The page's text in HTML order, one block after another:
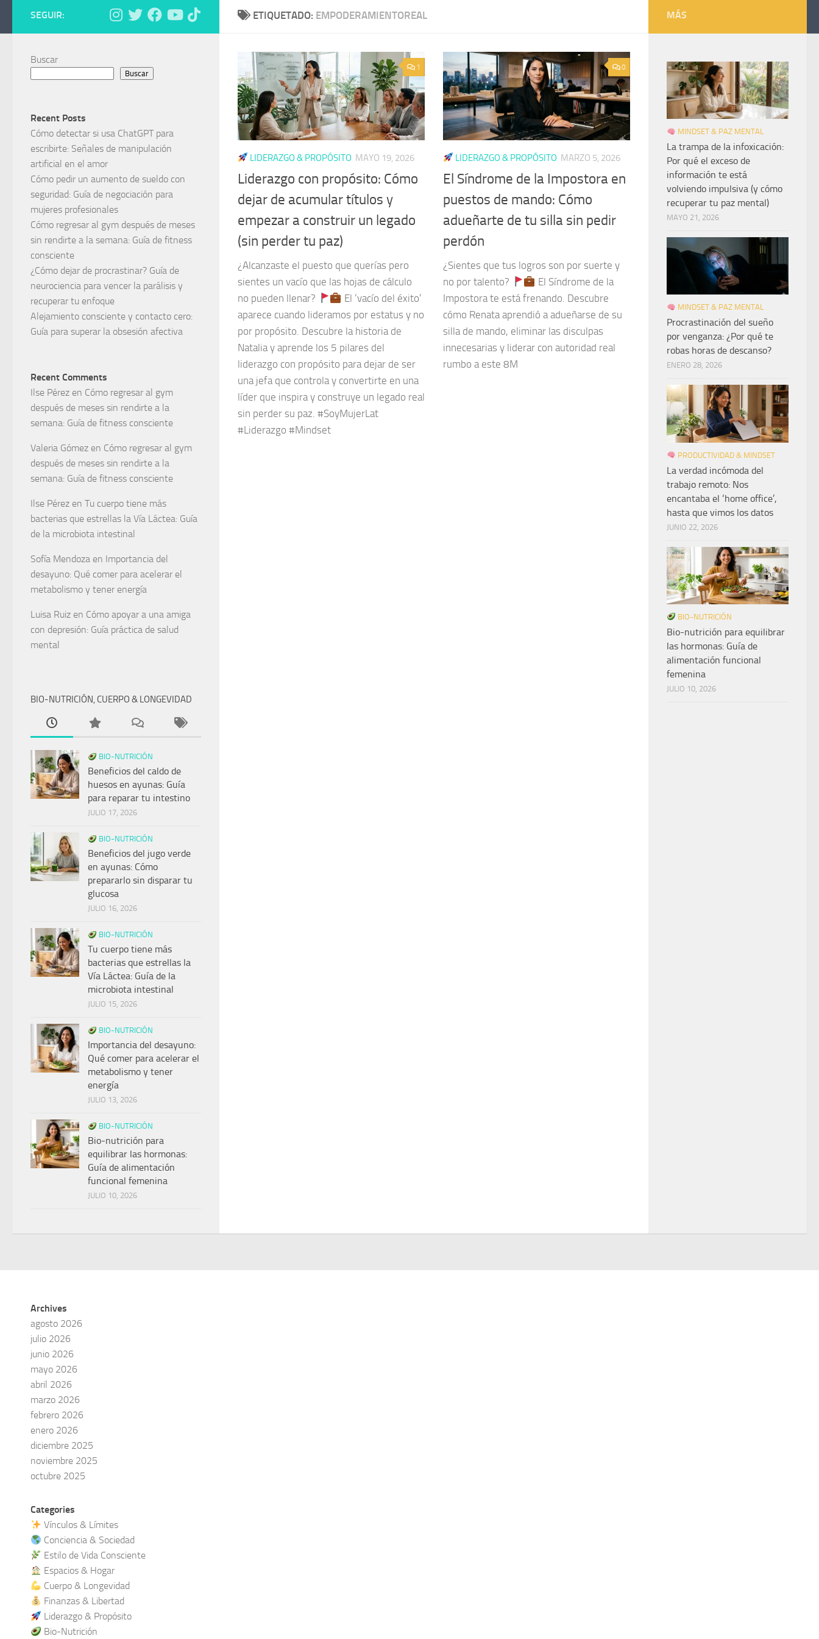
ETIQUETADO: EMPODERAMIENTOREAL
1
LIDERAZGO & PROPÓSITO MAYO 19, 2026
Liderazgo con propósito: Cómo
dejar de acumular títulos y
empezar a construir un legado
(sin perder tu paz)
¿Alcanzaste el puesto que querías pero
sientes un vacío que las hojas de cálculo
no pueden llenar?
El ‘vacío del éxito’
aparece cuando lideramos por estatus y no
por propósito. Descubre la historia de
Natalia y aprende los 5 pilares del
liderazgo con propósito para dejar de ser
una jefa que controla y convertirte en una
líder que inspira y construye un legado real
sin perder su paz. #SoyMujerLat
#Liderazgo #Mindset
0
LIDERAZGO & PROPÓSITO MARZO 5, 2026
El Síndrome de la Impostora en
puestos de mando: Cómo
adueñarte de tu silla sin pedir
perdón
¿Sientes que tus logros son por suerte y
no por talento?
El Síndrome de la
Impostora te está frenando. Descubre
cómo Renata aprendió a adueñarse de su
silla de mando, eliminar las disculpas
innecesarias y liderar con autoridad real
rumbo a este 8M
SEGUIR:
Buscar
Buscar
Recent Posts
Cómo detectar si usa ChatGPT para
escribirte: Señales de manipulación
artificial en el amor
Cómo pedir un aumento de sueldo con
seguridad: Guía de negociación para
mujeres profesionales
Cómo regresar al gym después de meses
sin rendirte a la semana: Guía de fitness
consciente
¿Cómo dejar de procrastinar? Guía de
neurociencia para vencer la parálisis y
recuperar tu enfoque
Alejamiento consciente y contacto cero:
Guía para superar la obsesión afectiva
Recent Comments
Ilse Pérez en Cómo regresar al gym
después de meses sin rendirte a la
semana: Guía de fitness consciente
Valeria Gómez en Cómo regresar al gym
después de meses sin rendirte a la
semana: Guía de fitness consciente
Ilse Pérez en Tu cuerpo tiene más
bacterias que estrellas la Vía Láctea: Guía
de la microbiota intestinal
Sofía Mendoza en Importancia del
desayuno: Qué comer para acelerar el
metabolismo y tener energía
Luisa Ruiz en Cómo apoyar a una amiga
con depresión: Guía práctica de salud
mental
BIO-NUTRICIÓN, CUERPO & LONGEVIDAD
BIO-NUTRICIÓN
Beneficios del caldo de
huesos en ayunas: Guía
para reparar tu intestino
JULIO 17, 2026
BIO-NUTRICIÓN
Beneficios del jugo verde
en ayunas: Cómo
prepararlo sin disparar tu
glucosa
JULIO 16, 2026
BIO-NUTRICIÓN
Tu cuerpo tiene más
bacterias que estrellas la
Vía Láctea: Guía de la
microbiota intestinal
JULIO 15, 2026
BIO-NUTRICIÓN
Importancia del desayuno:
Qué comer para acelerar el
metabolismo y tener
energía
JULIO 13, 2026
BIO-NUTRICIÓN
Bio-nutrición para
equilibrar las hormonas:
Guía de alimentación
funcional femenina
JULIO 10, 2026
MÁS
MINDSET & PAZ MENTAL
La trampa de la infoxicación:
Por qué el exceso de
información te está
volviendo impulsiva (y cómo
recuperar tu paz mental)
MAYO 21, 2026
MINDSET & PAZ MENTAL
Procrastinación del sueño
por venganza: ¿Por qué te
robas horas de descanso?
ENERO 28, 2026
PRODUCTIVIDAD & MINDSET
La verdad incómoda del
trabajo remoto: Nos
encantaba el ‘home office’,
hasta que vimos los datos
JUNIO 22, 2026
BIO-NUTRICIÓN
Bio-nutrición para equilibrar
las hormonas: Guía de
alimentación funcional
femenina
JULIO 10, 2026
Archives
agosto 2026
julio 2026
junio 2026
mayo 2026
abril 2026
marzo 2026
febrero 2026
enero 2026
diciembre 2025
noviembre 2025
octubre 2025
Categories
Vínculos & Límites
Conciencia & Sociedad
Estilo de Vida Consciente
Espacios & Hogar
Cuerpo & Longevidad
Finanzas & Libertad
Liderazgo & Propósito
Bio-Nutrición